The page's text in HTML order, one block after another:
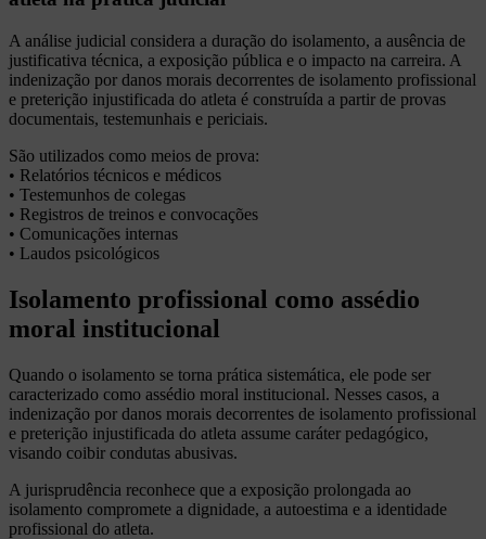
A análise judicial considera a duração do isolamento, a ausência de
justificativa técnica, a exposição pública e o impacto na carreira. A
indenização por danos morais decorrentes de isolamento profissional
e preterição injustificada do atleta é construída a partir de provas
documentais, testemunhais e periciais.
São utilizados como meios de prova:
• Relatórios técnicos e médicos
• Testemunhos de colegas
• Registros de treinos e convocações
• Comunicações internas
• Laudos psicológicos
Isolamento profissional como assédio
moral institucional
Quando o isolamento se torna prática sistemática, ele pode ser
caracterizado como assédio moral institucional. Nesses casos, a
indenização por danos morais decorrentes de isolamento profissional
e preterição injustificada do atleta assume caráter pedagógico,
visando coibir condutas abusivas.
A jurisprudência reconhece que a exposição prolongada ao
isolamento compromete a dignidade, a autoestima e a identidade
profissional do atleta.